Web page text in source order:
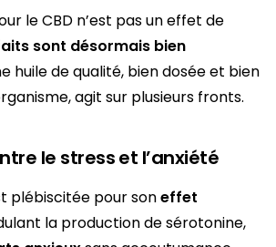
le CBD n’est pas un effet de
sont désormais bien
huile de qualité, bien dosée et bien
agit sur plusieurs fronts.
le stress et l’anxiété
plébiscitée pour soneffet
la production de sérotonine,